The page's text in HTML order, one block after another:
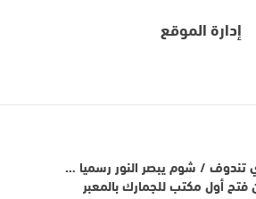
إدارة الموقع
تندوف / شوم يبصر النور رسميا …
فتح أول مكتب للجمارك بالمعبر